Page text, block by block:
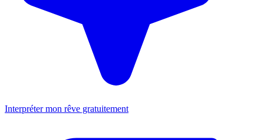
Interpréter mon rêve gratuitement